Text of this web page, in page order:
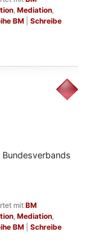
, Mediation,
BM
Schreibe
mit BM
, Mediation,
BM
Schreibe